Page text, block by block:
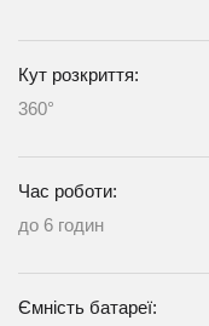
Кут розкриття:
360°
Час роботи:
до 6 годин
Ємність батареї: